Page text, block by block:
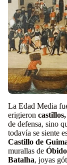
La Edad Media
erigieron
de defensa, sino
todavía se siente
Castillo de
murallas de
Batalha, joyas